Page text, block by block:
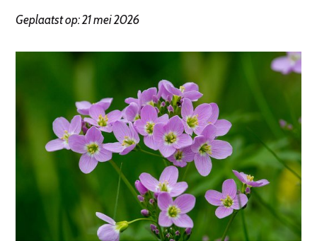
Geplaatst op: 21 mei 2026